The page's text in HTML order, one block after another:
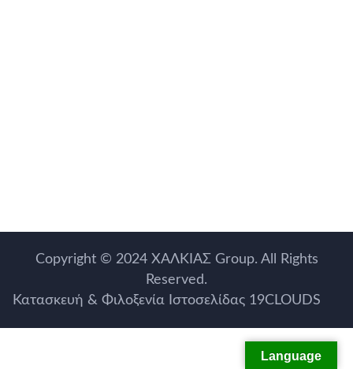
Copyright © 2024 ΧΑΛΚΙΑΣ Group. All Rights
Reserved.
Κατασκευή & Φιλοξενία Ιστοσελίδας 19CLOUDS
Language